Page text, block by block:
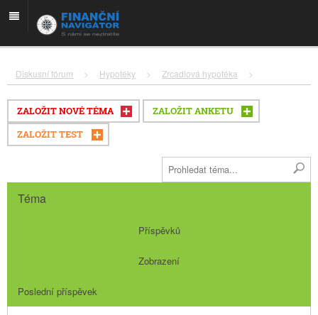
Diskusní fórum > Hypotéky > Zrcadlová hypotéka >
ZALOŽIT NOVÉ TÉMA ZALOŽIT ANKETU
ZALOŽIT TEST
Téma
Příspěvků
Zobrazení
Poslední příspěvek